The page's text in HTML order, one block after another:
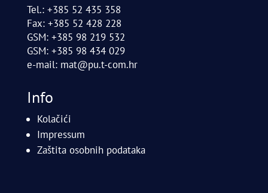
Tel.: +385 52 435 358
Fax: +385 52 428 228
GSM: +385 98 219 532
GSM: +385 98 434 029
e-mail: mat@pu.t-com.hr
Info
Kolačići
Impressum
Zaštita osobnih podataka